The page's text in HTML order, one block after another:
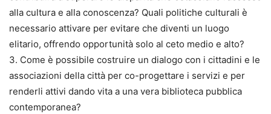
alla cultura e alla conoscenza? Quali politiche culturali è
necessario attivare per evitare che diventi un luogo
elitario, offrendo opportunità solo al ceto medio e alto?
3. Come è possibile costruire un dialogo con i cittadini e le
associazioni della città per co-progettare i servizi e per
renderli attivi dando vita a una vera biblioteca pubblica
contemporanea?